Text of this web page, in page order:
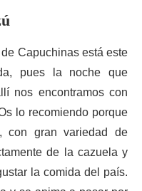
Capuchinas está este
pues la noche que
nos encontramos con
lo recomiendo porque
con gran variedad de
de la cazuela y
la comida del país.